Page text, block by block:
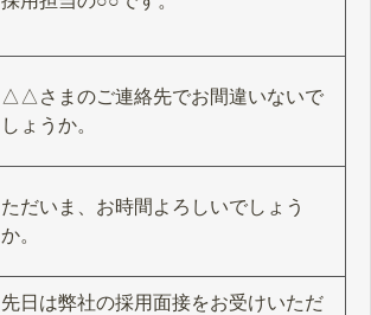
△△さまのご連絡先でお間違いないで
しょうか。
ただいま、お時間よろしいでしょう
か。
先日は弊社の採用面接をお受けいただ